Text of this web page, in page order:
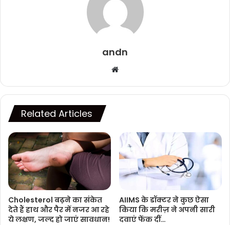
andn
Website
Related Articles
Cholesterol बढ़ने का संकेत
देते हैं हाथ और पैर में नजर आ रहे
ये लक्षण, जल्‍द हो जाएं सावधान!
AIIMS के डॉक्टर ने कुछ ऐसा
किया कि मरीज़ ने अपनी सारी
दवाएं फेंक दीं…